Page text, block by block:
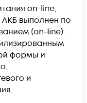
on-line,
АКБ выполнен по
(on-line).
формы и
и